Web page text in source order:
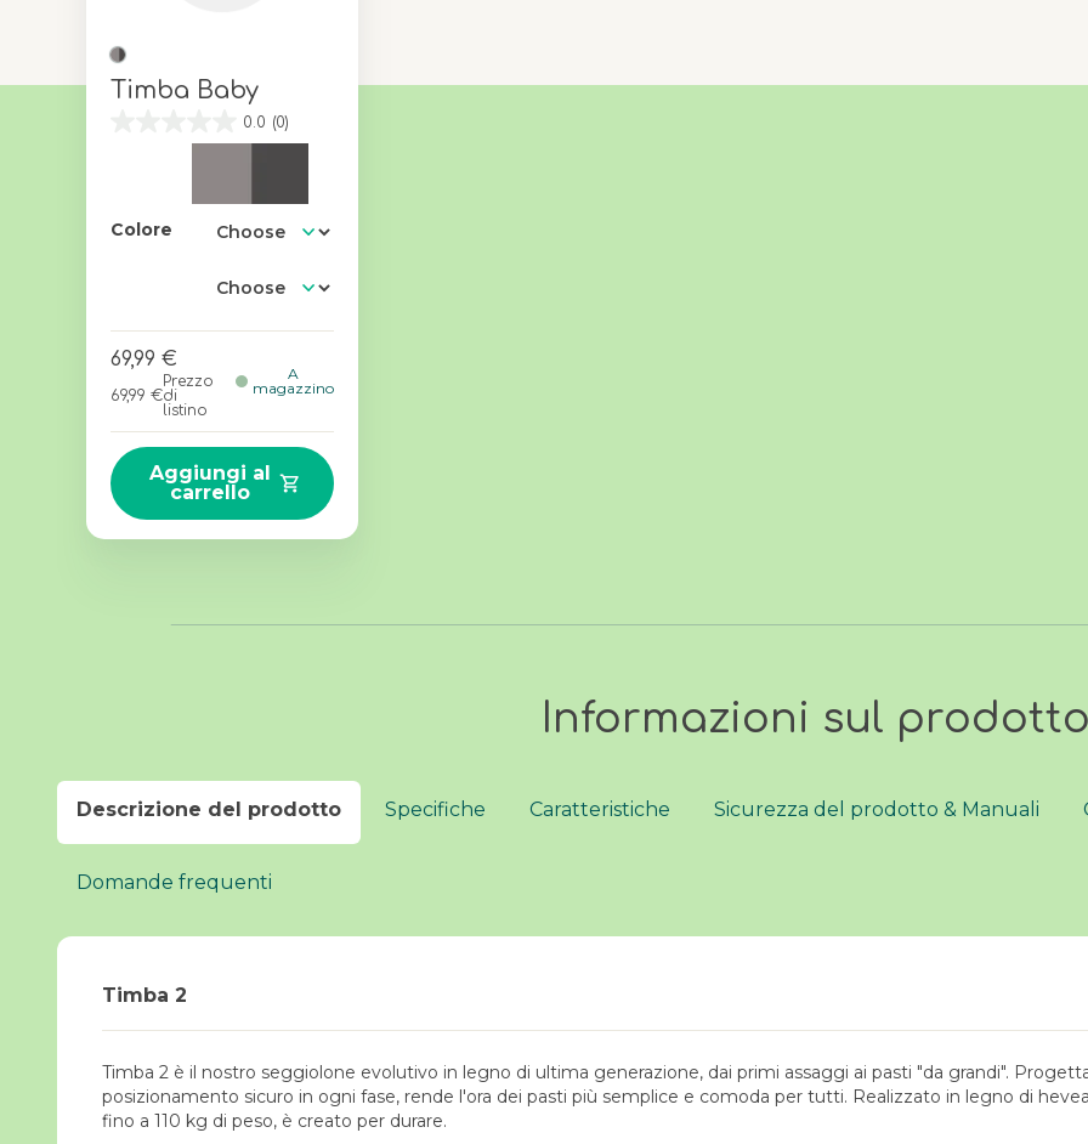
Informazioni sul
Descrizione del prodotto
Timba 2
Timba 2 è il nostro seggiolone evolutivo in legno di ultima generazione, dai primi assaggi ai pasti "da grandi".
posizionamento sicuro in ogni fase, rende l'ora dei pasti più semplice e comoda per tutti. Realizzato in legno di
fino a 110 kg di peso, è creato per durare.
Specifiche Caratteristiche Sicurezza del prodotto & Manuali
Domande frequenti
Timba Baby
0.0 (0)
Colore
69,99 €
69,99 €
Prezzo
di
listino
A
magazzino
Aggiungi al
carrello